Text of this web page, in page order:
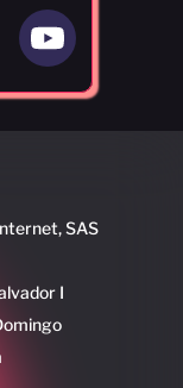
SAS
I